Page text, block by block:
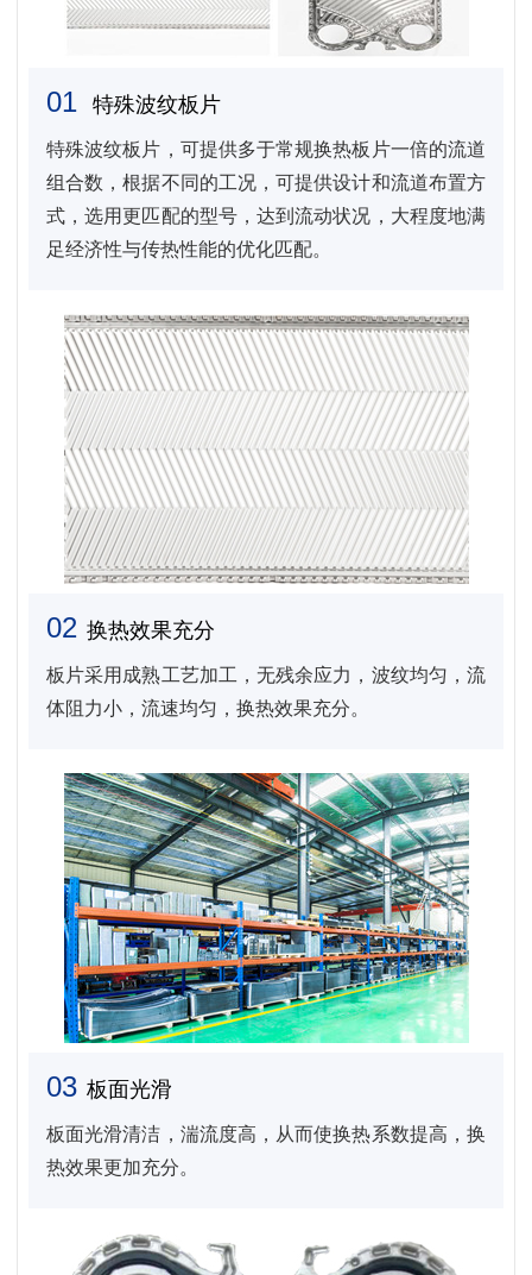
01 特殊波纹板片
特殊波纹板片，可提供多于常规换热板片一倍的流道
组合数，根据不同的工况，可提供设计和流道布置方
式，选用更匹配的型号，达到流动状况，大程度地满
足经济性与传热性能的优化匹配。
02 换热效果充分
板片采用成熟工艺加工，无残余应力，波纹均匀，流
体阻力小，流速均匀，换热效果充分。
03 板面光滑
板面光滑清洁，湍流度高，从而使换热系数提高，换
热效果更加充分。